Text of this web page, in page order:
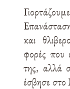
και
φορές που
της, αλλά
έσβησε